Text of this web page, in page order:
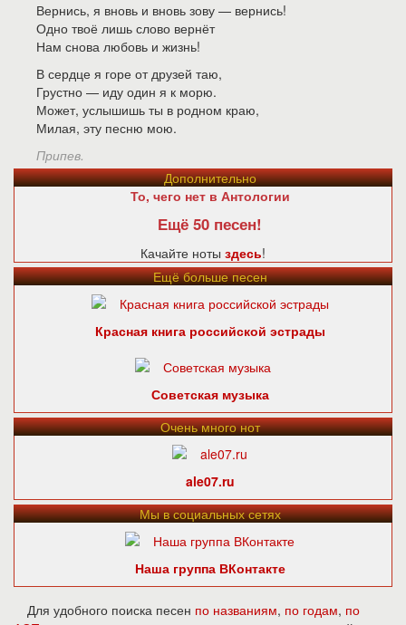
Вернись, я вновь и вновь зову — вернись!
Одно твоё лишь слово вернёт
Нам снова любовь и жизнь!
В сердце я горе от друзей таю,
Грустно — иду один я к морю.
Может, услышишь ты в родном краю,
Милая, эту песню мою.
Припев.
Дополнительно
То, чего нет в Антологии
Ещё 50 песен!
Качайте ноты здесь!
Ещё больше песен
Красная книга российской эстрады
Советская музыка
Очень много нот
ale07.ru
Мы в социальных сетях
Наша группа ВКонтакте
Для удобного поиска песен по названиям, по годам, по